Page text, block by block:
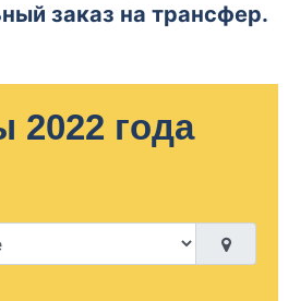
заказ на трансфер.
2022 года